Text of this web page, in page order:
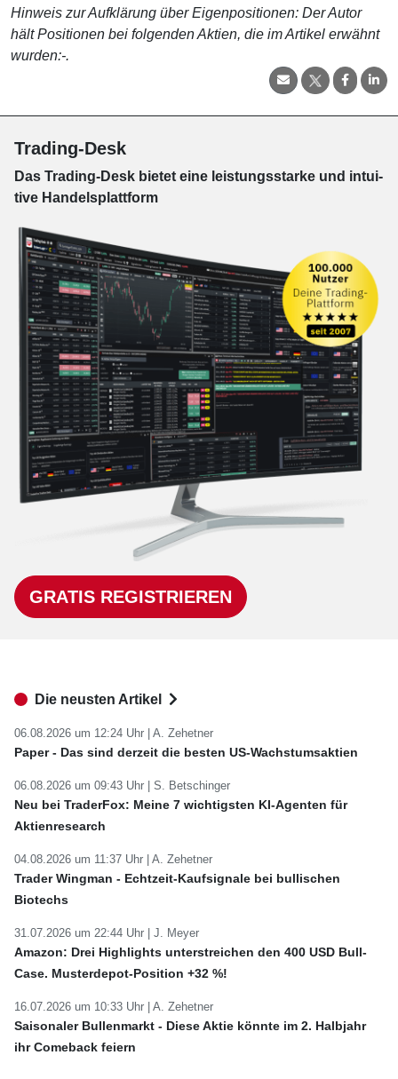
Hinweis zur Aufklärung über Eigenpositionen: Der Autor
hält Positionen bei folgenden Aktien, die im Artikel erwähnt
wurden:-.
Trading-Desk
Das Trading-Desk bie­tet eine leis­tungs­star­ke und in­tui­
tive Han­dels­platt­form
GRATIS REGISTRIEREN
Die neusten Artikel
06.08.2026 um 12:24 Uhr | A. Zehetner
Paper - Das sind derzeit die besten US-Wachstumsaktien
06.08.2026 um 09:43 Uhr | S. Betschinger
Neu bei TraderFox: Meine 7 wichtigsten KI-Agenten für
Aktienresearch
04.08.2026 um 11:37 Uhr | A. Zehetner
Trader Wingman - Echtzeit-Kaufsignale bei bullischen
Biotechs
31.07.2026 um 22:44 Uhr | J. Meyer
Amazon: Drei Highlights unterstreichen den 400 USD Bull-
Case. Musterdepot-Position +32 %!
16.07.2026 um 10:33 Uhr | A. Zehetner
Saisonaler Bullenmarkt - Diese Aktie könnte im 2. Halbjahr
ihr Comeback feiern